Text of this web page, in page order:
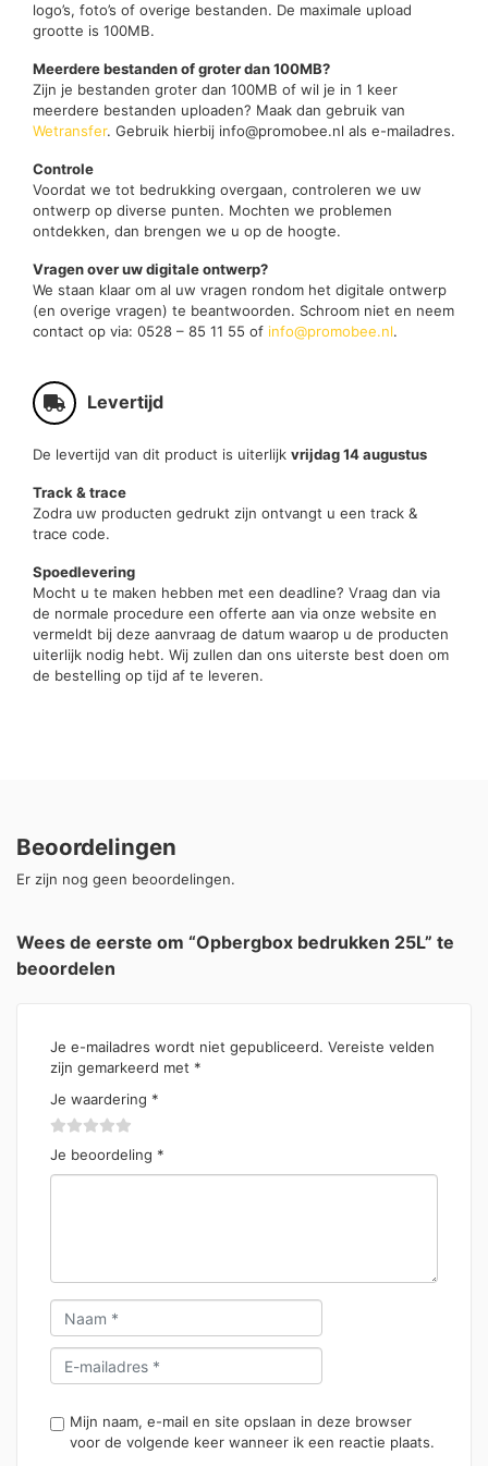
logo’s, foto’s of overige bestanden. De maximale upload
grootte is 100MB.
Meerdere bestanden of groter dan 100MB?
Zijn je bestanden groter dan 100MB of wil je in 1 keer
meerdere bestanden uploaden? Maak dan gebruik van
Wetransfer. Gebruik hierbij info@promobee.nl als e-mailadres.
Controle
Voordat we tot bedrukking overgaan, controleren we uw
ontwerp op diverse punten. Mochten we problemen
ontdekken, dan brengen we u op de hoogte.
Vragen over uw digitale ontwerp?
We staan klaar om al uw vragen rondom het digitale ontwerp
(en overige vragen) te beantwoorden. Schroom niet en neem
contact op via: 0528 – 85 11 55 of info@promobee.nl.
Levertijd
De levertijd van dit product is uiterlijk vrijdag 14 augustus
Track & trace
Zodra uw producten gedrukt zijn ontvangt u een track &
trace code.
Spoedlevering
Mocht u te maken hebben met een deadline? Vraag dan via
de normale procedure een offerte aan via onze website en
vermeldt bij deze aanvraag de datum waarop u de producten
uiterlijk nodig hebt. Wij zullen dan ons uiterste best doen om
de bestelling op tijd af te leveren.
Beoordelingen
Er zijn nog geen beoordelingen.
Wees de eerste om “Opbergbox bedrukken 25L” te
beoordelen
Je e-mailadres wordt niet gepubliceerd. Vereiste velden
zijn gemarkeerd met *
Je waardering *
Je beoordeling *
Mijn naam, e-mail en site opslaan in deze browser
voor de volgende keer wanneer ik een reactie plaats.